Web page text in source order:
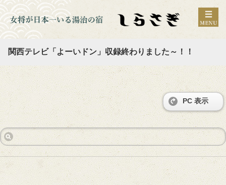
関西テレビ「よーいドン」収録終わりました～！！
PC 表示